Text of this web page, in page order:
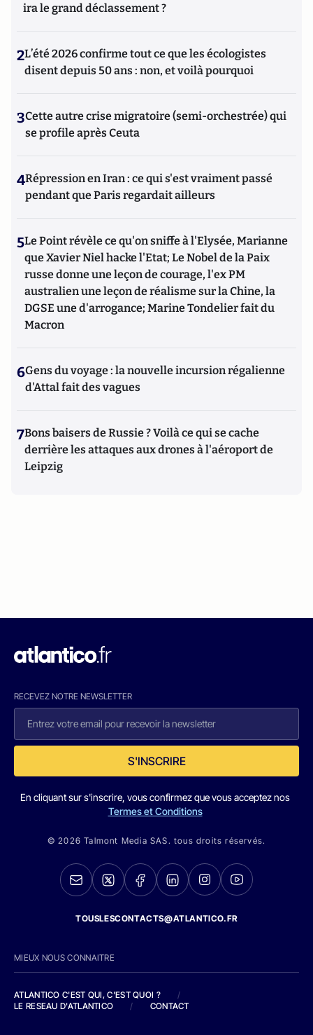
ira le grand déclassement ?
2L’été 2026 confirme tout ce que les écologistes
disent depuis 50 ans : non, et voilà pourquoi
3Cette autre crise migratoire (semi-orchestrée) qui
se profile après Ceuta
4Répression en Iran : ce qui s'est vraiment passé
pendant que Paris regardait ailleurs
5Le Point révèle ce qu'on sniffe à l'Elysée, Marianne
que Xavier Niel hacke l'Etat; Le Nobel de la Paix
russe donne une leçon de courage, l'ex PM
australien une leçon de réalisme sur la Chine, la
DGSE une d'arrogance; Marine Tondelier fait du
Macron
6Gens du voyage : la nouvelle incursion régalienne
d'Attal fait des vagues
7Bons baisers de Russie ? Voilà ce qui se cache
derrière les attaques aux drones à l'aéroport de
Leipzig
RECEVEZ NOTRE NEWSLETTER
S'INSCRIRE
En cliquant sur s'inscrire, vous confirmez que vous acceptez nos
Termes et Conditions
© 2026 Talmont Media SAS. tous droits réservés.
TOUSLESCONTACTS@ATLANTICO.FR
MIEUX NOUS CONNAITRE
ATLANTICO C'EST QUI, C'EST QUOI ?
/
LE RESEAU D'ATLANTICO
/ CONTACT